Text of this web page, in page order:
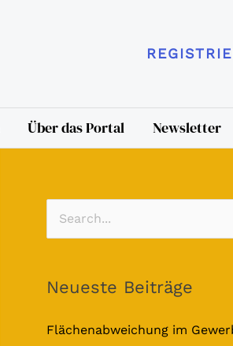
Über das Portal Newsletter
h
e
Neueste Beiträge
Flächenabweichung im